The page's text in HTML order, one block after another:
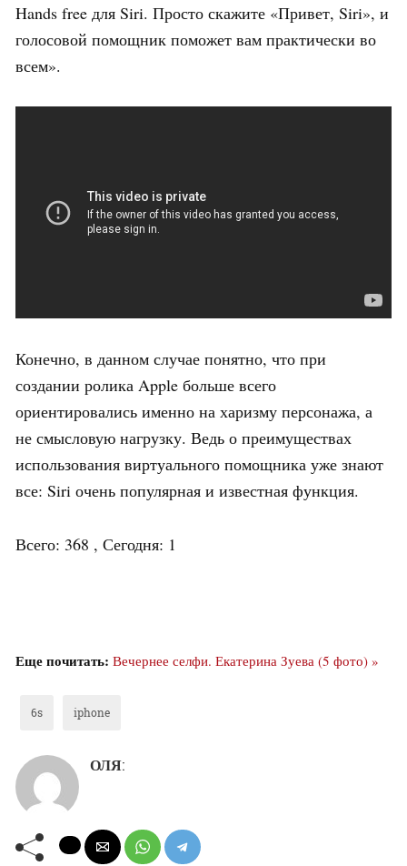
Hands free для Siri. Просто скажите «Привет, Siri», и
голосовой помощник поможет вам практически во
всем».
Конечно, в данном случае понятно, что при
создании ролика Apple больше всего
ориентировались именно на харизму персонажа, а
не смысловую нагрузку. Ведь о преимуществах
использования виртуального помощника уже знают
все: Siri очень популярная и известная функция.
Всего: 368 , Сегодня: 1
Еще почитать: Вечернее селфи. Екатерина Зуева (5 фото) »
6s iphone
ОЛЯ: